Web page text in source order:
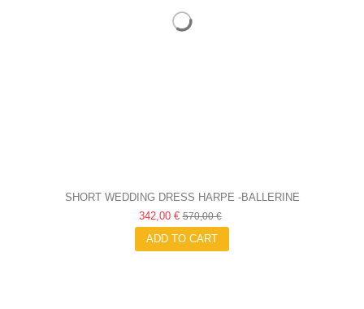
SHORT WEDDING DRESS HARPE -BALLERINE
342,00 €570,00 €
ADD TO CART